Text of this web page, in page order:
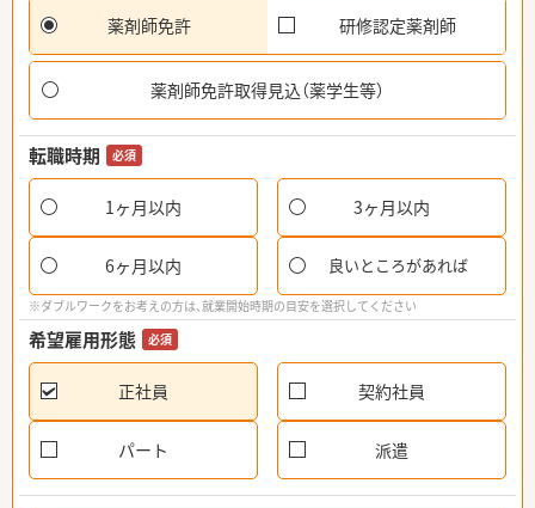
薬剤師免許 研修認定薬剤師
薬剤師免許取得見込（薬学生等）
転職時期 必須
1ヶ月以内 3ヶ月以内
6ヶ月以内 良いところがあれば
※ダブルワークをお考えの方は、就業開始時期の目安を選択してください
希望雇用形態 必須
正社員 契約社員
パート 派遣